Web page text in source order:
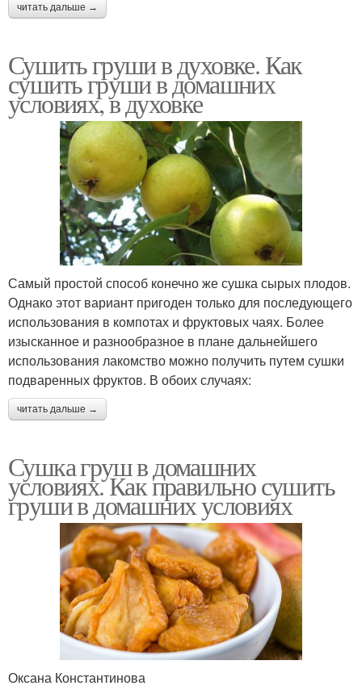
читать дальше →
Сушить груши в духовке. Как
сушить груши в домашних
условиях, в духовке
Самый простой способ конечно же сушка сырых плодов.
Однако этот вариант пригоден только для последующего
использования в компотах и фруктовых чаях. Более
изысканное и разнообразное в плане дальнейшего
использования лакомство можно получить путем сушки
подваренных фруктов. В обоих случаях:
читать дальше →
Сушка груш в домашних
условиях. Как правильно сушить
груши в домашних условиях
Оксана Константинова